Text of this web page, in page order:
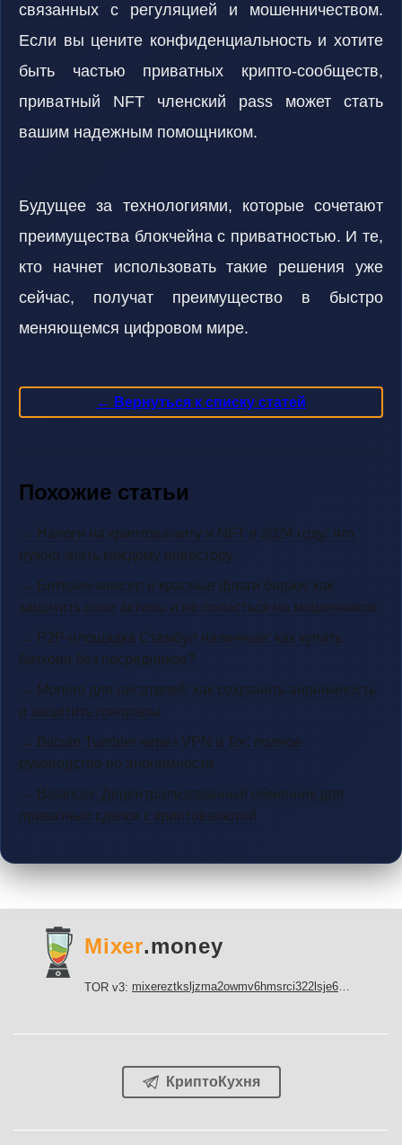
связанных с регуляцией и мошенничеством.
Если вы цените конфиденциальность и хотите
быть частью приватных крипто-сообществ,
приватный NFT членский pass может стать
вашим надежным помощником.
Будущее за технологиями, которые сочетают
преимущества блокчейна с приватностью. И те,
кто начнет использовать такие решения уже
сейчас, получат преимущество в быстро
меняющемся цифровом мире.
← Вернуться к списку статей
Похожие статьи
→ Налоги на криптовалюту и NFT в 2024 году: что
нужно знать каждому инвестору
→ Биткоин-миксер и красные флаги биржи: как
защитить свои активы и не попасться на мошенников
→ P2P-площадка Стамбул наличные: как купить
биткоин без посредников?
→ Monero для писателей: как сохранить анонимность
и защитить гонорары
→ Bitcoin Tumbler через VPN и Tor: полное
руководство по анонимности
→ Balancer: Децентрализованный обменник для
приватных сделок с криптовалютой
Mixer.money
TOR v3: mixereztksljzma2owmv6hmsrci322lsje6m3svicoddk3xbgvhd2fid.onion
КриптоКухня